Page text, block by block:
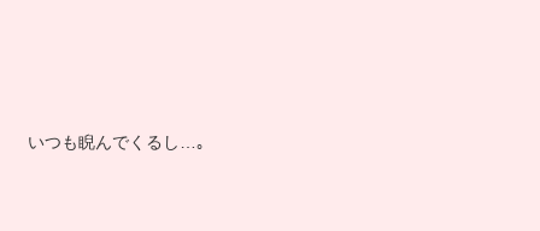
いつも睨んでくるし…｡